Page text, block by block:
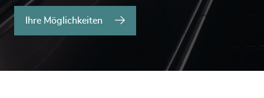
Ihre Möglichkeiten